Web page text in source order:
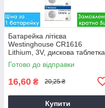
Батарейка літієва
Westinghouse CR1616
Lithium, 3V, дискова таблетка,
блістер, Таблетка дискова
CR1616
Готово до відправки
16,60 ₴ 20,25 ₴
Купити